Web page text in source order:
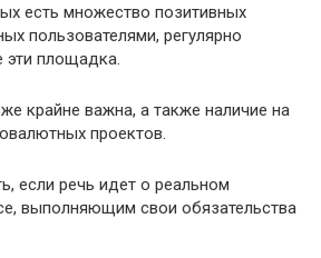
есть множество позитивных
пользователями, регулярно
площадка.
крайне важна, а также наличие на
проектов.
если речь идет о реальном
выполняющим свои обязательства